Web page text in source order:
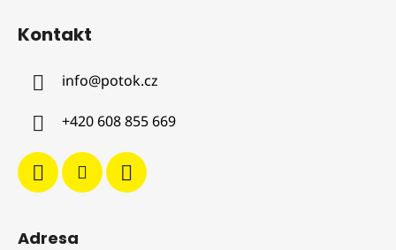
Kontakt
info@potok.cz
+420 608 855 669
Adresa